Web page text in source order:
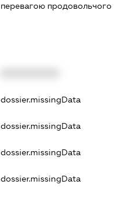
перевагою продовольчого
dossier.missingData
dossier.missingData
dossier.missingData
dossier.missingData